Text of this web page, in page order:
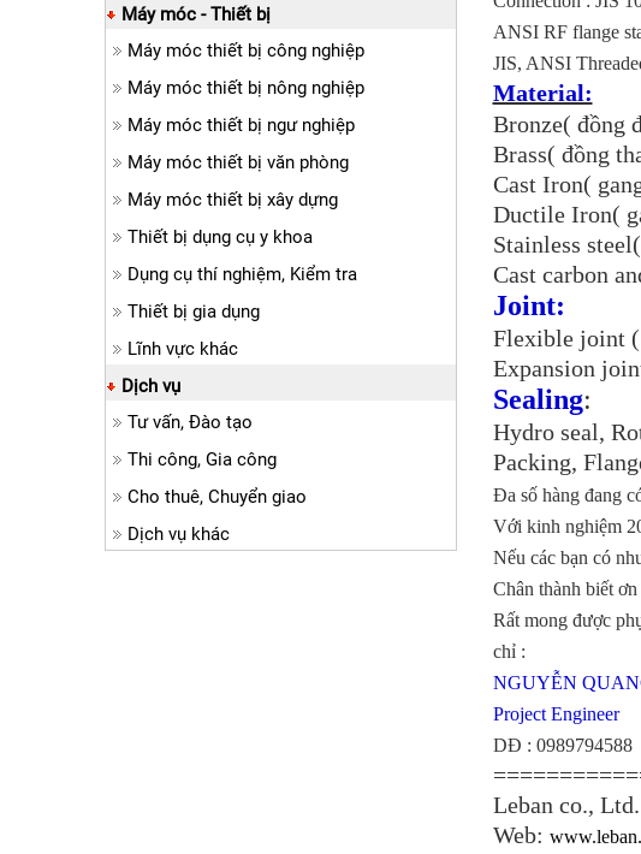
ANSI RF flange
JIS, ANSI
Material:
Bronze( đồng
Brass( đồng
Cast Iron(
Ductile Iron(
Stainless
Cast carbon
Joint:
Flexible joint
Expansion
Sealing:
Hydro seal,
Packing,
Đa số hàng đang
Với kinh nghiệm
Nếu các bạn có
Chân thành biết
Rất mong được
chỉ :
NGUYỄN
Project Engineer
DĐ : 0989794588
Leban co., Ltd.
Web:
Máy móc - Thiết bị
Máy móc thiết bị công nghiệp
Máy móc thiết bị nông nghiệp
Máy móc thiết bị ngư nghiệp
Máy móc thiết bị văn phòng
Máy móc thiết bị xây dựng
Thiết bị dụng cụ y khoa
Dụng cụ thí nghiệm, Kiểm tra
Thiết bị gia dụng
Lĩnh vực khác
Dịch vụ
Tư vấn, Đào tạo
Thi công, Gia công
Cho thuê, Chuyển giao
Dịch vụ khác